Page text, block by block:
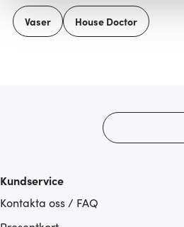
ska anpassas efter det som vi
gör också att vi kan analysera
Vaser House Doctor
Kundservice
Kontakta oss / FAQ